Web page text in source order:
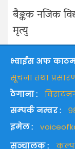
बैङ्कक नजिक
मृत्यु
भ्वाईस अफ
सूचना तथा
ठेगाना :
सम्पर्क नम्वर :
इमेल :
सञ्चालक :